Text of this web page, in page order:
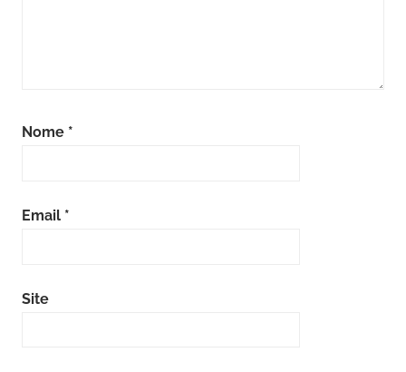
Nome *
Email *
Site